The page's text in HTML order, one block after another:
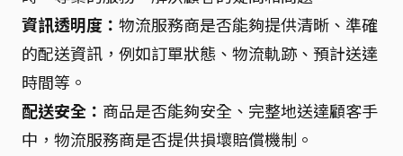
資訊透明度： 物流服務商是否能夠提供清晰、準確
的配送資訊，例如訂單狀態、物流軌跡、預計送達
時間等。
配送安全： 商品是否能夠安全、完整地送達顧客手
中，物流服務商是否提供損壞賠償機制。